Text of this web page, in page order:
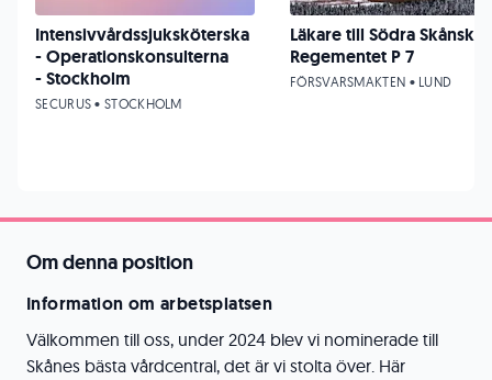
Om denna position
Information om arbetsplatsen
Välkommen till oss, under 2024 blev vi nominerade till
Skånes bästa vårdcentral, det är vi stolta över. Här
Intensivvårdssjuksköterska
- Operationskonsulterna
- Stockholm
SECURUS • STOCKHOLM
Läkare till Södra Skånska
Regementet P 7
FÖRSVARSMAKTEN • LUND